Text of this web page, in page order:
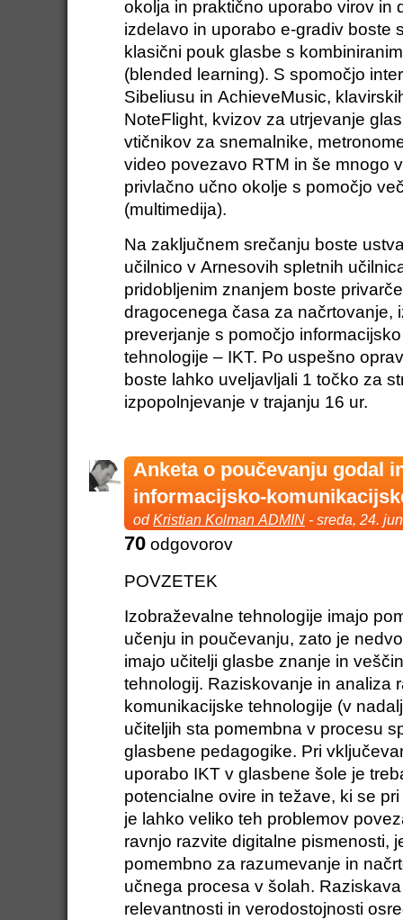
okolja in praktično uporabo virov in
izdelavo in uporabo e-gradiv boste
klasični pouk glasbe s
(blended learning). S spomočjo
Sibeliusu in AchieveMusic,
NoteFlight, kvizov za utrjevanje
vtičnikov za snemalnike,
video povezavo RTM in še mnogo
privlačno učno okolje s pomočjo
(multimedija).
Na zaključnem srečanju boste
učilnico v Arnesovih spletnih
pridobljenim znanjem boste
dragocenega časa za načrtovanje,
preverjanje s pomočjo
tehnologije – IKT. Po uspešno
boste lahko uveljavljali 1 točko za
izpopolnjevanje v trajanju 16 ur.
Anketa o poučevanju godal
informacijsko-
odKristian Kolman ADMIN - sreda, 24.
70 odgovorov
POVZETEK
Izobraževalne tehnologije imajo
učenju in poučevanju, zato je
imajo učitelji glasbe znanje in
tehnologij. Raziskovanje in analiza
komunikacijske tehnologije (v
učiteljih sta pomembna v procesu
glasbene pedagogike. Pri
uporabo IKT v glasbene šole je
potencialne ovire in težave, ki se
je lahko veliko teh problemov
ravnjo razvite digitalne pismenosti,
pomembno za razumevanje in
učnega procesa v šolah.
relevantnosti in verodostojnosti